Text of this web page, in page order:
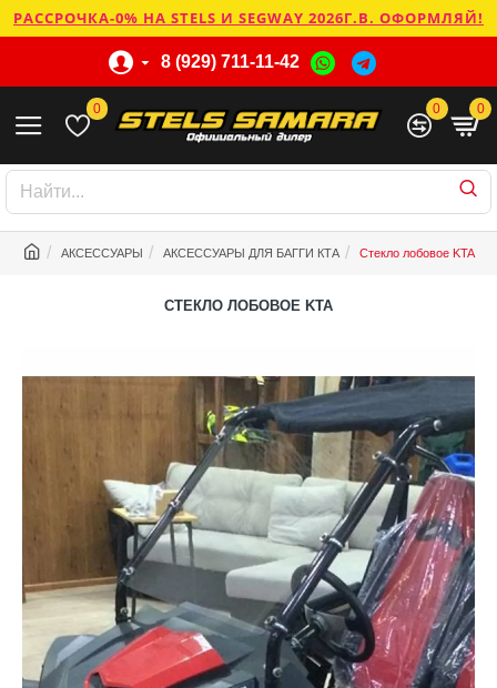
РАССРОЧКА-0% НА STELS И SEGWAY 2026Г.В. ОФОРМЛЯЙ!
8 (929) 711-11-42
0 0 0
АКСЕССУАРЫ АКСЕССУАРЫ ДЛЯ БАГГИ КТА Стекло лобовое KTA
СТЕКЛО ЛОБОВОЕ KTA